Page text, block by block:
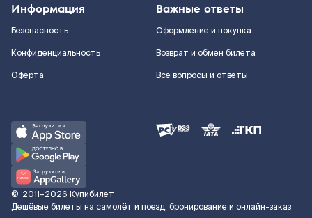
Информация
Безопасность
Конфиденциальность
Оферта
Важные ответы
Оформление и покупка
Возврат и обмен билета
Все вопросы и ответы
© 2011–2026 Купибилет
Дешёвые билеты на самолёт и поезд, бронирование и онлайн-заказ